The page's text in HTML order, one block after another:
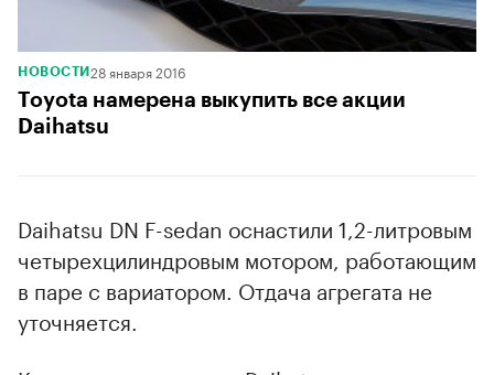
НОВОСТИ 28 января 2016
Toyota намерена выкупить все акции
Daihatsu
Daihatsu DN F-sedan оснастили 1,2-литровым
четырехцилиндровым мотором, работающим
в паре с вариатором. Отдача агрегата не
уточняется.